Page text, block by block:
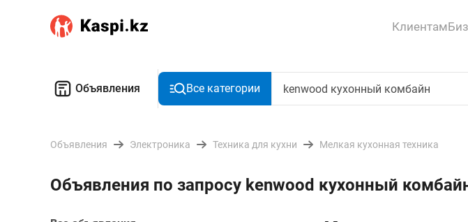
Клиентам
Объявления Все категории
Объявления Электроника Техника для кухни Мелкая кухонная техника
Объявления по запросу kenwood кухонный